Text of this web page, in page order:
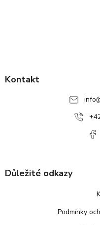
Kontakt
info
Důležité odkazy
Podmínky